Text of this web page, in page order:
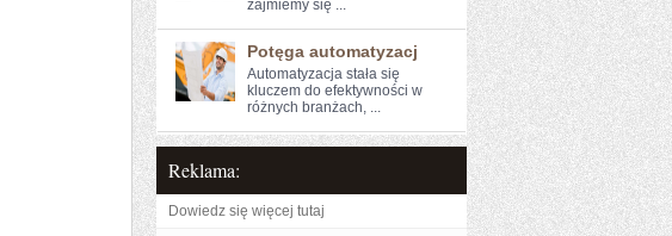
zajmiemy się ...
Potęga automatyzacj
Automatyzacja stała ‍się
kluczem do⁣ efektywności ⁣w⁢
różnych‍ branżach, ...
Reklama:
Dowiedz się więcej tutaj